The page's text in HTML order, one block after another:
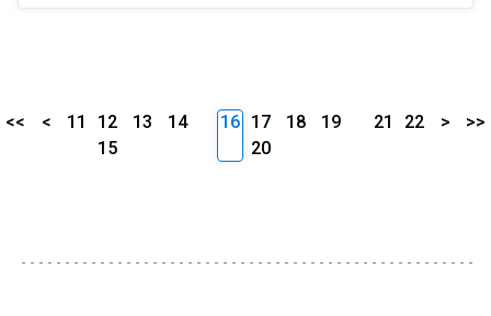
<< < 11 12 13
14
15
16 17 18
19
20
21 22 > >>